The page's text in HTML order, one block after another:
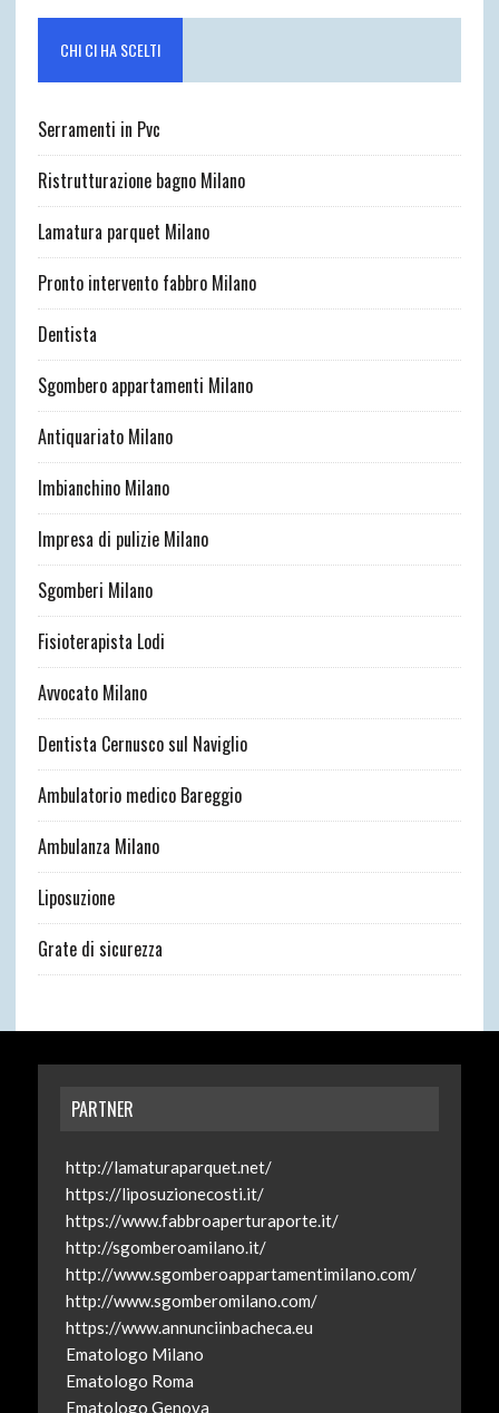
CHI CI HA SCELTI
Serramenti in Pvc
Ristrutturazione bagno Milano
Lamatura parquet Milano
Pronto intervento fabbro Milano
Dentista
Sgombero appartamenti Milano
Antiquariato Milano
Imbianchino Milano
Impresa di pulizie Milano
Sgomberi Milano
Fisioterapista Lodi
Avvocato Milano
Dentista Cernusco sul Naviglio
Ambulatorio medico Bareggio
Ambulanza Milano
Liposuzione
Grate di sicurezza
PARTNER
http://lamaturaparquet.net/
https://liposuzionecosti.it/
https://www.fabbroaperturaporte.it/
http://sgomberoamilano.it/
http://www.sgomberoappartamentimilano.com/
http://www.sgomberomilano.com/
https://www.annunciinbacheca.eu
Ematologo Milano
Ematologo Roma
Ematologo Genova